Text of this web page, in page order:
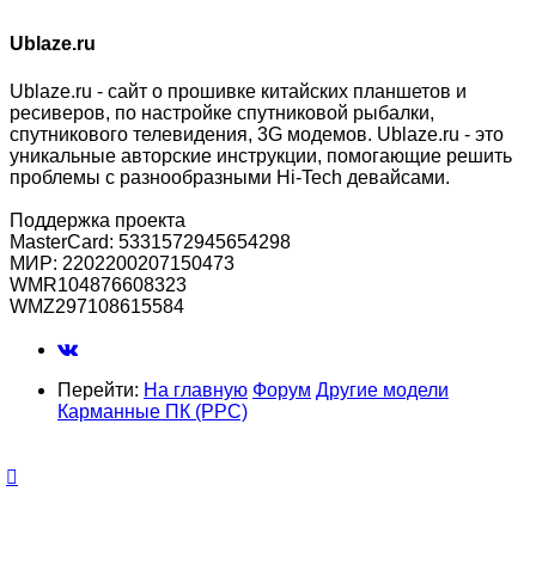
Ublaze.ru
Ublaze.ru - сайт о прошивке китайских планшетов и
ресиверов, по настройке спутниковой рыбалки,
спутникового телевидения, 3G модемов. Ublaze.ru - это
уникальные авторские инструкции, помогающие решить
проблемы с разнообразными Hi-Tech девайсами.
Поддержка проекта
MasterCard: 5331572945654298
МИР: 2202200207150473
WMR104876608323
WMZ297108615584
Перейти: На главную Форум Другие модели
Карманные ПК (PPC)